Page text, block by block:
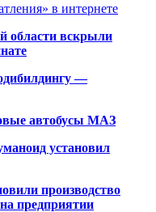
в интернете
области вскрыли
—
автобусы МАЗ
установил
производство
предприятии